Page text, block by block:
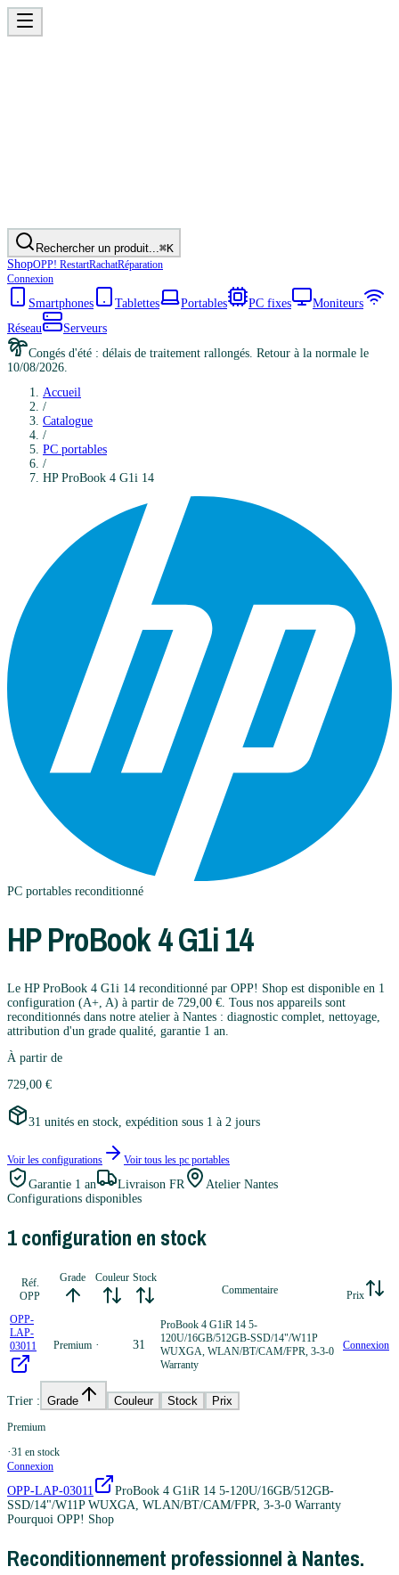
Rechercher un produit...⌘K
ShopOPP! RestartRachatRéparation
Connexion
Smartphones Tablettes Portables PC fixes
Moniteurs
Réseau
Serveurs
Congés d'été : délais de traitement rallongés. Retour à la normale le
10/08/2026.
Accueil
/
Catalogue
/
PC portables
/
HP ProBook 4 G1i 14
PC portables reconditionné
HPProBook 4 G1i 14
Le HP ProBook 4 G1i 14 reconditionné par OPP! Shop est disponible en 1
configuration (A+, A) à partir de 729,00 €. Tous nos appareils sont
reconditionnés dans notre atelier à Nantes : diagnostic complet, nettoyage,
attribution d'un grade qualité, garantie 1 an.
À partir de
729,00 €
31 unités en stock, expédition sous 1 à 2 jours
Voir les configurations Voir tous les pc portables
Garantie 1 an Livraison FR
Atelier Nantes
Configurations disponibles
1configuration en stock
Réf.
OPP
Grade Couleur Stock
Commentaire
Prix
OPP-
LAP-
03011
Premium · 31
ProBook 4 G1iR 14 5-
120U/16GB/512GB-SSD/14"/W11P
WUXGA, WLAN/BT/CAM/FPR, 3-3-0
Warranty
Connexion
Trier : Grade Couleur Stock Prix
Premium
·31 en stock
Connexion
OPP-LAP-03011
ProBook 4 G1iR 14 5-120U/16GB/512GB-
SSD/14"/W11P WUXGA, WLAN/BT/CAM/FPR, 3-3-0 Warranty
Pourquoi OPP! Shop
Reconditionnement professionnel à Nantes.